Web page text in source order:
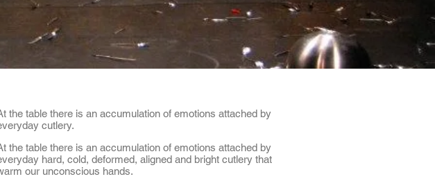
the table there is an accumulation of emotions attached by
cutlery.
the table there is an accumulation of emotions attached by
hard, cold, deformed, aligned and bright cutlery that
our unconscious hands.